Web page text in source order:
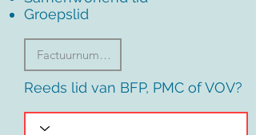
Groepslid
Reeds lid van BFP, PMC of VOV?